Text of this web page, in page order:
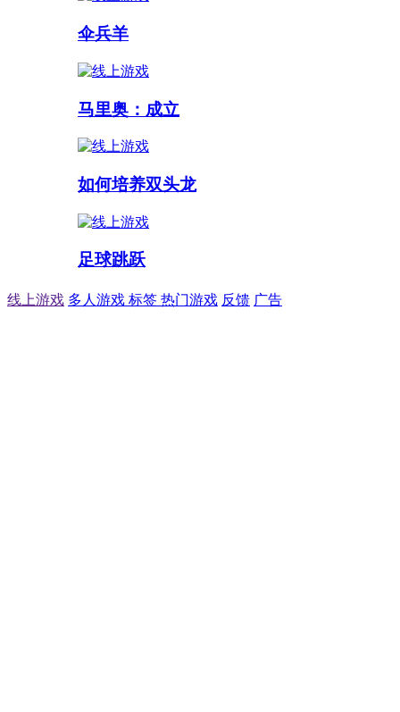
伞兵羊
马里奥：成立
如何培养双头龙
足球跳跃
线上游戏 多人游戏 标签 热门游戏 反馈 广告